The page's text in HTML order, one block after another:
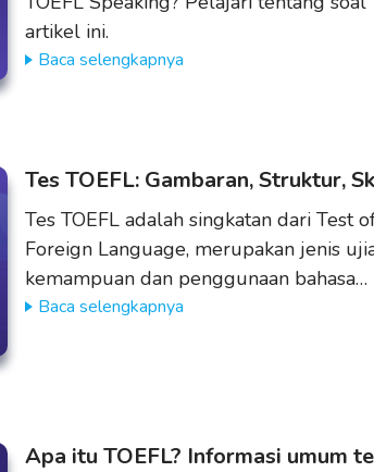
artikel ini.
Baca selengkapnya
Tes TOEFL: Gambaran, Struktur,
Tes TOEFL adalah singkatan dari Test
Foreign Language, merupakan jenis
kemampuan dan penggunaan bahasa…
Baca selengkapnya
Apa itu TOEFL? Informasi umum